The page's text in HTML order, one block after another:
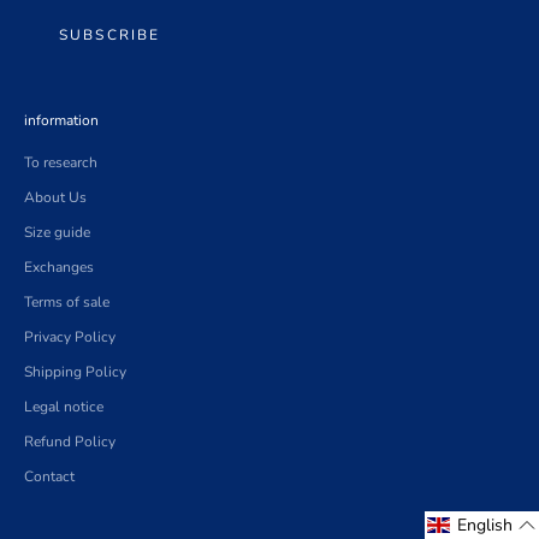
SUBSCRIBE
information
To research
About Us
Size guide
Exchanges
Terms of sale
Privacy Policy
Shipping Policy
Legal notice
Refund Policy
Contact
English